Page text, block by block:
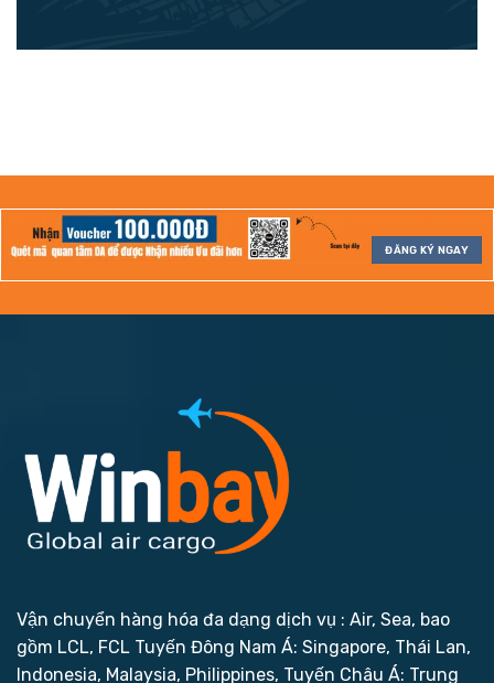
ĐĂNG KÝ NGAY
Vận chuyển hàng hóa đa dạng dịch vụ : Air, Sea, bao
gồm LCL, FCL Tuyến Đông Nam Á: Singapore, Thái Lan,
Indonesia, Malaysia, Philippines, Tuyến Châu Á: Trung